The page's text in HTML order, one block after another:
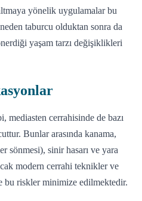
yönelik uygulamalar bu
taburcu olduktan sonra da
yaşam tarzı değişiklikleri
cerrahisinde de bazı
Bunlar arasında kanama,
sönmesi), sinir hasarı ve yara
modern cerrahi teknikler ve
bu riskler minimize edilmektedir.